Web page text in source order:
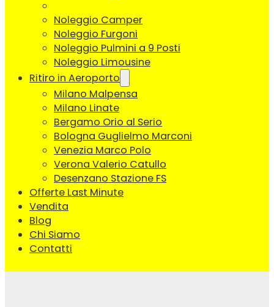
Noleggio Camper
Noleggio Furgoni
Noleggio Pulmini a 9 Posti
Noleggio Limousine
Ritiro in Aeroporto
Milano Malpensa
Milano Linate
Bergamo Orio al Serio
Bologna Guglielmo Marconi
Venezia Marco Polo
Verona Valerio Catullo
Desenzano Stazione FS
Offerte Last Minute
Vendita
Blog
Chi Siamo
Contatti